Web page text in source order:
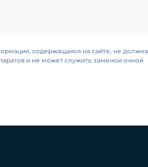
содержащаяся на сайте, не должна
и не может служить заменой очной